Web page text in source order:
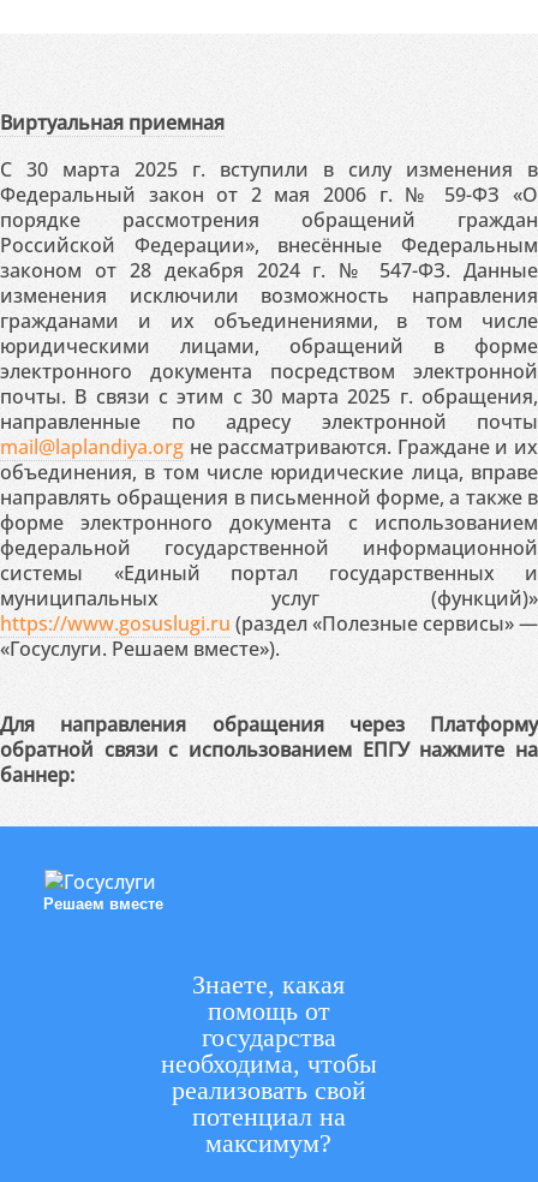
Виртуальная приемная
С 30 марта 2025 г. вступили в силу изменения в
Федеральный закон от 2 мая 2006 г. № 59-ФЗ «О
порядке рассмотрения обращений граждан
Российской Федерации», внесённые Федеральным
законом от 28 декабря 2024 г. № 547-ФЗ. Данные
изменения исключили возможность направления
гражданами и их объединениями, в том числе
юридическими лицами, обращений в форме
электронного документа посредством электронной
почты. В связи с этим с 30 марта 2025 г. обращения,
направленные по адресу электронной почты
mail@laplandiya.org не рассматриваются. Граждане и их
объединения, в том числе юридические лица, вправе
направлять обращения в письменной форме, а также в
форме электронного документа с использованием
федеральной государственной информационной
системы «Единый портал государственных и
муниципальных услуг (функций)»
https://www.gosuslugi.ru (раздел «Полезные сервисы» —
«Госуслуги. Решаем вместе»).
Для направления обращения через Платформу
обратной связи с использованием ЕПГУ нажмите на
баннер:
Решаем вместе
Знаете, какая
помощь от
государства
необходима, чтобы
реализовать свой
потенциал на
максимум?